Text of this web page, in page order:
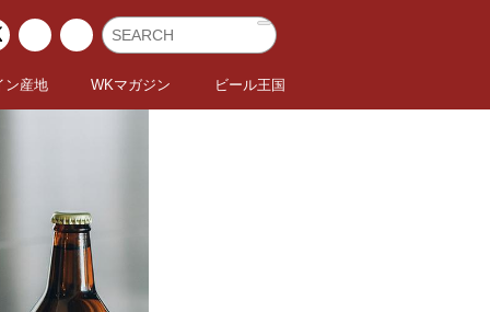
ン産地 WKマガジン ビール王国